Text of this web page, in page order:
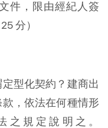
件，限由經紀人簽
分）
型化契約？建商出
，依法在何種情形
之規定說明之。